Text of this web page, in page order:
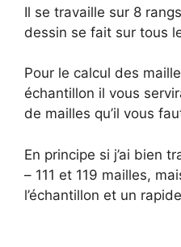
Il se travaille sur 8
dessin se fait sur tous
Pour le calcul des
échantillon il vous
de mailles qu’il vous
En principe si j’ai bien
– 111 et 119 mailles,
l’échantillon et un